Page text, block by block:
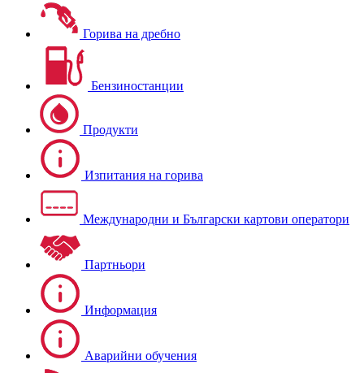
Горива на дребно
Бензиностанции
Продукти
Изпитания на горива
Международни и Български картови оператори
Партньори
Информация
Аварийни обучения